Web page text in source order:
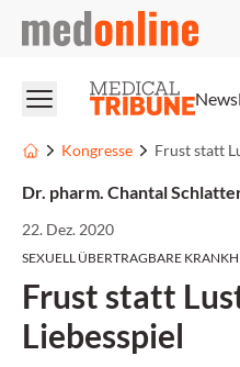
medonline
News
Kongresse Frust statt
Dr. pharm. Chantal
22. Dez. 2020
SEXUELL ÜBERTRAGBARE
Frust statt
Liebesspiel